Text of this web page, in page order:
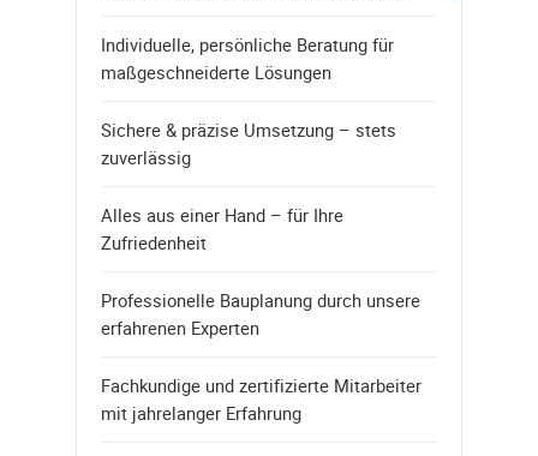
Individuelle, persönliche Beratung für
maßgeschneiderte Lösungen
Sichere & präzise Umsetzung – stets
zuverlässig
Alles aus einer Hand – für Ihre
Zufriedenheit
Professionelle Bauplanung durch unsere
erfahrenen Experten
Fachkundige und zertifizierte Mitarbeiter
mit jahrelanger Erfahrung